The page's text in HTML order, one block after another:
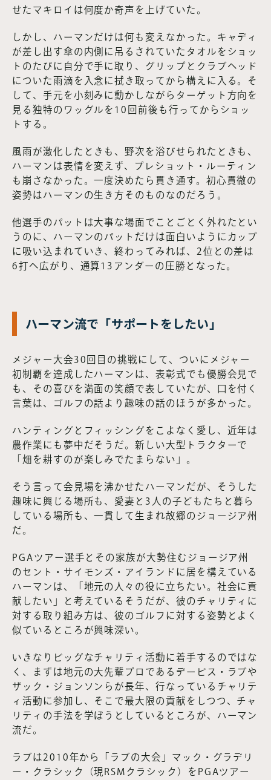
せたマキロイは何度か奇声を上げていた。
しかし、ハーマンだけは何も変えなかった。キャディ
が差し出す傘の内側に吊るされていたタオルをショッ
トのたびに自分で手に取り、グリップとクラブヘッド
についた雨滴を入念に拭き取ってから構えに入る。そ
して、手元を小刻みに動かしながらターゲット方向を
見る独特のワッグルを10回前後も行ってからショッ
トする。
風雨が激化したときも、野次を浴びせられたときも、
ハーマンは表情を変えず、プレショット・ルーティン
も崩さなかった。一度決めたら貫き通す。初心貫徹の
姿勢はハーマンの生き方そのものなのだろう。
他選手のパットは大事な場面でことごとく外れたとい
うのに、ハーマンのパットだけは面白いようにカップ
に吸い込まれていき、終わってみれば、2位との差は
6打へ広がり、通算13アンダーの圧勝となった。
ハーマン流で「サポートをしたい」
メジャー大会30回目の挑戦にして、ついにメジャー
初制覇を達成したハーマンは、表彰式でも優勝会見で
も、その喜びを満面の笑顔で表していたが、口を付く
言葉は、ゴルフの話より趣味の話のほうが多かった。
ハンティングとフィッシングをこよなく愛し、近年は
農作業にも夢中だそうだ。新しい大型トラクターで
「畑を耕すのが楽しみでたまらない」。
そう言って会見場を沸かせたハーマンだが、そうした
趣味に興じる場所も、愛妻と3人の子どもたちと暮ら
している場所も、一貫して生まれ故郷のジョージア州
だ。
PGAツアー選手とその家族が大勢住むジョージア州
のセント・サイモンズ・アイランドに居を構えている
ハーマンは、「地元の人々の役に立ちたい。社会に貢
献したい」と考えているそうだが、彼のチャリティに
対する取り組み方は、彼のゴルフに対する姿勢とよく
似ているところが興味深い。
いきなりビッグなチャリティ活動に着手するのではな
く、まずは地元の大先輩プロであるデービス・ラブや
ザック・ジョンソンらが長年、行なっているチャリテ
ィ活動に参加し、そこで最大限の貢献をしつつ、チャ
リティの手法を学ぼうとしているところが、ハーマン
流だ。
ラブは2010年から「ラブの大会」マック・グラデリ
ー・クラシック（現RSMクラシック）をPGAツアー